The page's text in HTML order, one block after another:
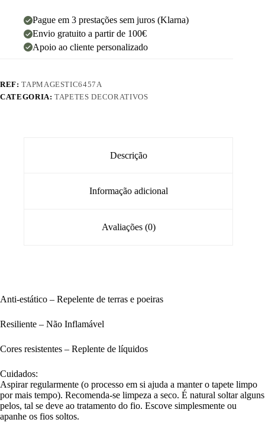
Pague em 3 prestações sem juros (Klarna)
Envio gratuito a partir de 100€
Apoio ao cliente personalizado
REF:TAPMAGESTIC6457A
CATEGORIA:TAPETES DECORATIVOS
Descrição
Informação adicional
Avaliações (0)
Anti-estático – Repelente de terras e poeiras
Resiliente – Não Inflamável
Cores resistentes – Replente de líquidos
Cuidados:
Aspirar regularmente (o processo em si ajuda a manter o tapete limpo
por mais tempo). Recomenda-se limpeza a seco. É natural soltar alguns
pelos, tal se deve ao tratamento do fio. Escove simplesmente ou
apanhe os fios soltos.